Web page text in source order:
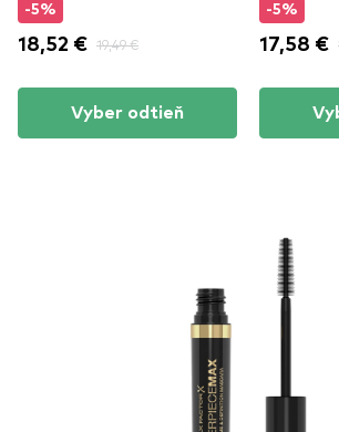
-5%
18,52 € 19,49 €
Vyber odtieň
-5%
17,58 €